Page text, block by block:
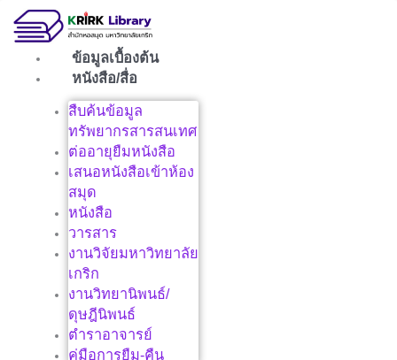
ข้อมูลเบื้องต้น
หนังสือ/สื่อ
สืบค้นข้อมูล
ทรัพยากรสารสนเทศ
ต่ออายุยืมหนังสือ
เสนอหนังสือเข้าห้อง
สมุด
หนังสือ
วารสาร
งานวิจัยมหาวิทยาลัย
เกริก
งานวิทยานิพนธ์/
ดุษฎีนิพนธ์
ตำราอาจารย์
คู่มือการยืม-คืน